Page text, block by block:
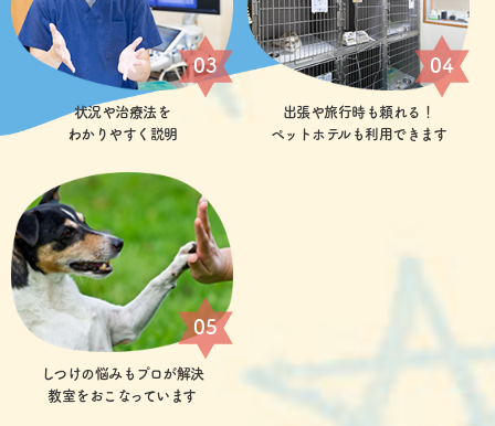
03
状況や治療法を
わかりやすく説明
04
出張や旅行時も頼れる！
ペットホテルも利用できます
05
しつけの悩みもプロが解決
教室をおこなっています